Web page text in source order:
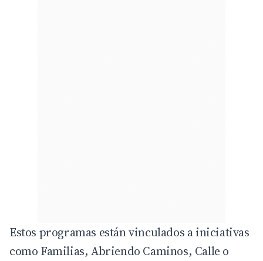
Estos programas están vinculados a iniciativas
como Familias, Abriendo Caminos, Calle o